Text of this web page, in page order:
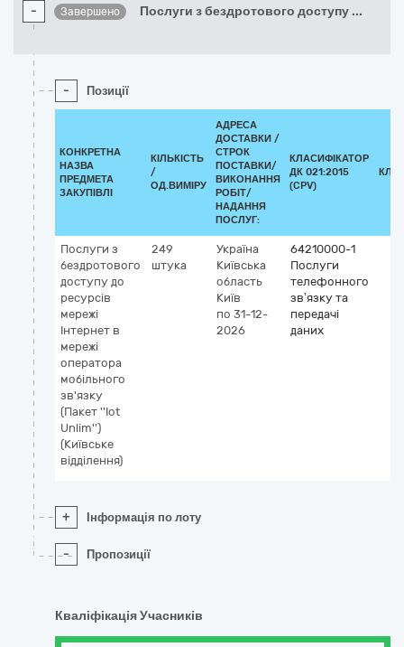
- Завершено Послуги з бездротового доступу ...
- Позиції
КОНКРЕТНА
НАЗВА
ПРЕДМЕТА
ЗАКУПІВЛІ
КІЛЬКІСТЬ
/
ОД.ВИМІРУ
АДРЕСА
ДОСТАВКИ /
СТРОК
ПОСТАВКИ/
ВИКОНАННЯ
РОБІТ/
НАДАННЯ
ПОСЛУГ:
КЛАСИФІКАТОР
ДК 021:2015
(CPV)
Послуги з
бездротового
доступу до
ресурсів
мережі
Інтернет в
мережі
оператора
мобільного
зв'язку
(Пакет ''Iot
Unlim'')
(Київське
відділення)
249
штука
Україна
Київська
область
Київ
по 31-12-
2026
64210000-1
Послуги
телефонного
зв’язку та
передачі
даних
+ Інформація по лоту
- Пропозиції
Кваліфікація Учасників